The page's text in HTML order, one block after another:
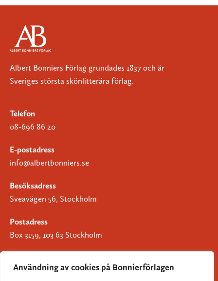
Användning av cookies på Bonnierförlagen
Albert Bonniers Förlag grundades 1837 och är
Sveriges största skönlitterära förlag.
Telefon
08-696 86 20
E-postadress
info@albertbonniers.se
Besöksadress
Sveavägen 56, Stockholm
Postadress
Box 3159, 103 63 Stockholm